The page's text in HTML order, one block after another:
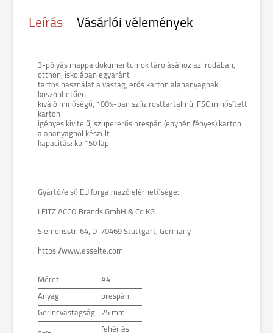
Leírás Vásárlói vélemények
3-pólyás mappa dokumentumok tárolásához az irodában,
otthon, iskolában egyaránt
tartós használat a vastag, erős karton alapanyagnak
köszönhetően
kiváló minőségű, 100%-ban szűz rosttartalmú, FSC minősített
karton
igényes kivitelű, szupererős prespán (enyhén fényes) karton
alapanyagból készült
kapacitás: kb 150 lap
Gyártó/első EU forgalmazó elérhetősége:
LEITZ ACCO Brands GmbH & Co KG
Siemensstr. 64, D-70469 Stuttgart, Germany
https://www.esselte.com
Méret A4
Anyag prespán
Gerincvastagság 25 mm
fehér és